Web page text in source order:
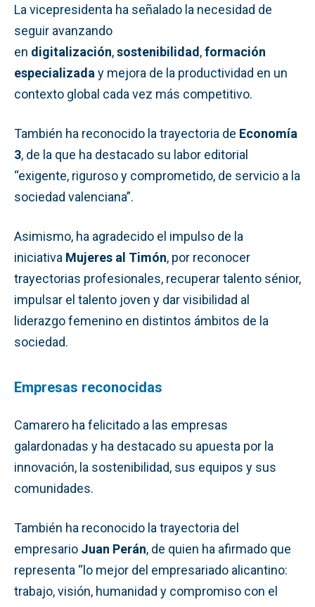
La vicepresidenta ha señalado la necesidad de
seguir avanzando
en digitalización,sostenibilidad,formación
especializada y mejora de la productividad en un
contexto global cada vez más competitivo.
También ha reconocido la trayectoria de Economía
3, de la que ha destacado su labor editorial
“exigente, riguroso y comprometido, de servicio a la
sociedad valenciana”.
Asimismo, ha agradecido el impulso de la
iniciativa Mujeres al Timón, por reconocer
trayectorias profesionales, recuperar talento sénior,
impulsar el talento joven y dar visibilidad al
liderazgo femenino en distintos ámbitos de la
sociedad.
Empresas reconocidas
Camarero ha felicitado a las empresas
galardonadas y ha destacado su apuesta por la
innovación, la sostenibilidad, sus equipos y sus
comunidades.
También ha reconocido la trayectoria del
empresario Juan Perán, de quien ha afirmado que
representa “lo mejor del empresariado alicantino:
trabajo, visión, humanidad y compromiso con el